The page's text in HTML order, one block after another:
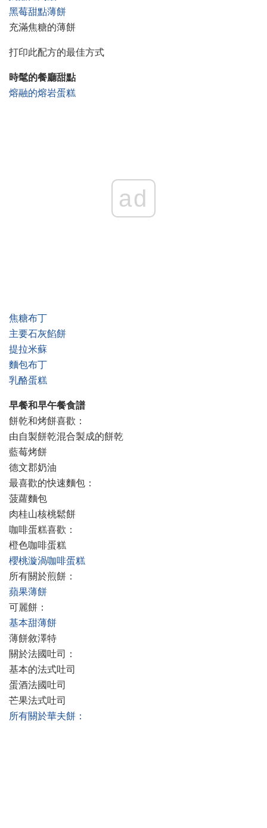
黑莓甜點薄餅
充滿焦糖的薄餅
打印此配方的最佳方式
時髦的餐廳甜點
熔融的熔岩蛋糕
ad
焦糖布丁
主要石灰餡餅
提拉米蘇
麵包布丁
乳酪蛋糕
早餐和早午餐食譜
餅乾和烤餅喜歡：
由自製餅乾混合製成的餅乾
藍莓烤餅
德文郡奶油
最喜歡的快速麵包：
菠蘿麵包
肉桂山核桃鬆餅
咖啡蛋糕喜歡：
橙色咖啡蛋糕
櫻桃漩渦咖啡蛋糕
所有關於煎餅：
蘋果薄餅
可麗餅：
基本甜薄餅
薄餅敘澤特
關於法國吐司：
基本的法式吐司
蛋酒法國吐司
芒果法式吐司
所有關於華夫餅：